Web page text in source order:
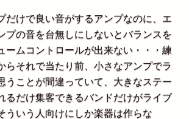
けで良い音がするアンプなのに、エ
プの音を台無しにしないとバランスを
ームコントロールが出来ない・・・練
らそれで当たり前、小さなアンプでラ
うことが間違っていて、大きなステー
るだけ集客できるバンドだけがライブ
ういう人向けにしか楽器は作らな